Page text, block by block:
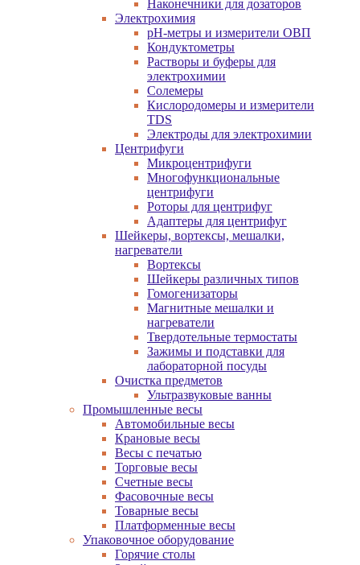
Наконечники для дозаторов
Электрохимия
pH-метры и измерители ОВП
Кондуктометры
Растворы и буферы для
электрохимии
Солемеры
Кислородомеры и измерители
TDS
Электроды для электрохимии
Центрифуги
Микроцентрифуги
Многофункциональные
центрифуги
Роторы для центрифуг
Адаптеры для центрифуг
Шейкеры, вортексы, мешалки,
нагреватели
Вортексы
Шейкеры различных типов
Гомогенизаторы
Магнитные мешалки и
нагреватели
Твердотельные термостаты
Зажимы и подставки для
лабораторной посуды
Очистка предметов
Ультразвуковые ванны
Промышленные весы
Автомобильные весы
Крановые весы
Весы с печатью
Торговые весы
Счетные весы
Фасовочные весы
Товарные весы
Платформенные весы
Упаковочное оборудование
Горячие столы